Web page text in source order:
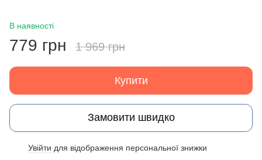
В наявності
779 грн 1 969 грн
Купити
Замовити швидко
Увійти для відображення персональної знижки